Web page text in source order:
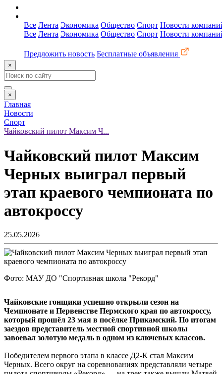
Все Лента Экономика Общество Спорт Новости
Все Лента Экономика Общество Спорт Новости
Предложить новость Бесплатные объявления
×
×
Главная
Новости
Спорт
Чайковский пилот Максим Ч...
Чайковский пилот Максим
Черных выиграл первый
этап краевого чемпионата по
автокроссу
25.05.2026
Фото: МАУ ДО "Спортивная школа "Рекорд"
Чайковские гонщики успешно открыли сезон на
Чемпионате и Первенстве Пермского края по автокроссу,
который прошёл 23 мая в посёлке Прикамский. По итогам
заездов представитель местной спортивной школы
завоевал золотую медаль в одном из ключевых классов.
Победителем первого этапа в классе Д2-К стал Максим
Черных. Всего округ на соревнованиях представляли четыре